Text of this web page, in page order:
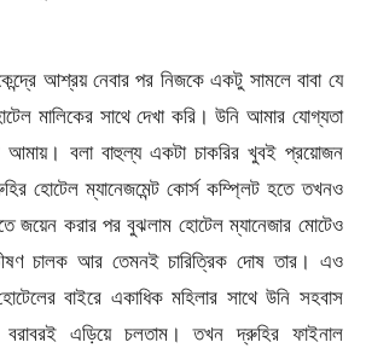
আশ্রয় নেবার পর নিজকে একটু সামলে বাবা যে
মালিকের সাথে দেখা করি। উনি আমার যোগ্যতা
আমায়। বলা বাহুল্য একটা চাকরির খুবই প্রয়োজন
হোটেল ম্যানেজমেন্ট কোর্স কম্প্লিট হতে তখনও
জয়েন করার পর বুঝলাম হোটেল ম্যানেজার মোটেও
চালক আর তেমনই চারিত্রিক দোষ তার। এও
বাইরে একাধিক মহিলার সাথে উনি সহবাস
এড়িয়ে চলতাম। তখন দ্রুহির ফাইনাল